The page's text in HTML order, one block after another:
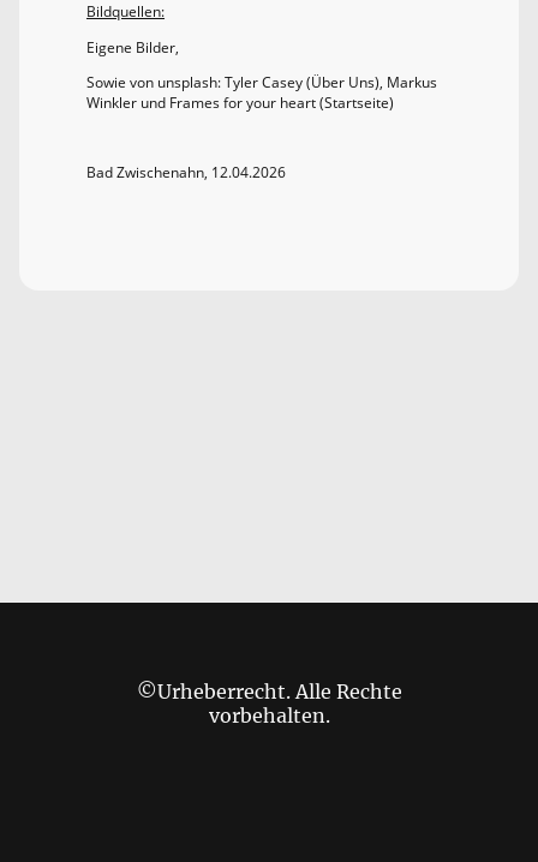
Bildquellen:
Eigene Bilder,
Sowie von unsplash: Tyler Casey (Über Uns), Markus
Winkler und Frames for your heart (Startseite)
Bad Zwischenahn, 12.04.2026
©Urheberrecht. Alle Rechte
vorbehalten.